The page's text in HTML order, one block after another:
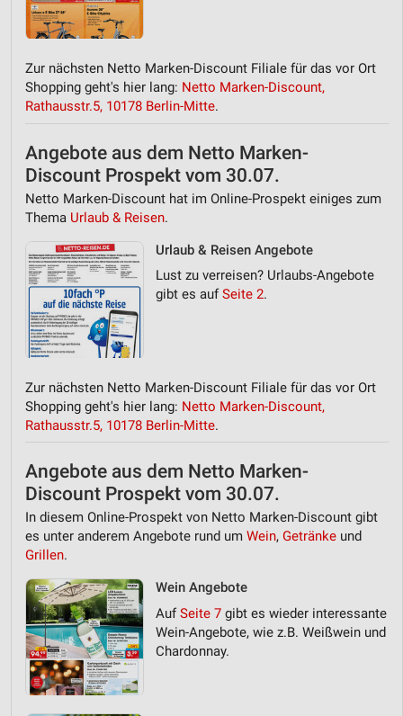
Zur nächsten Netto Marken-Discount Filiale für das vor Ort
Shopping geht's hier lang: Netto Marken-Discount,
Rathausstr.5, 10178 Berlin-Mitte.
Angebote aus dem Netto Marken-
Discount Prospekt vom 30.07.
Netto Marken-Discount hat im Online-Prospekt einiges zum
Thema Urlaub & Reisen.
Urlaub & Reisen Angebote
Lust zu verreisen? Urlaubs-Angebote
gibt es aufSeite 2.
Zur nächsten Netto Marken-Discount Filiale für das vor Ort
Shopping geht's hier lang: Netto Marken-Discount,
Rathausstr.5, 10178 Berlin-Mitte.
Angebote aus dem Netto Marken-
Discount Prospekt vom 30.07.
In diesem Online-Prospekt von Netto Marken-Discount gibt
es unter anderem Angebote rund um Wein, Getränke und
Grillen.
Wein Angebote
AufSeite 7 gibt es wieder interessante
Wein-Angebote, wie z.B. Weißwein und
Chardonnay.